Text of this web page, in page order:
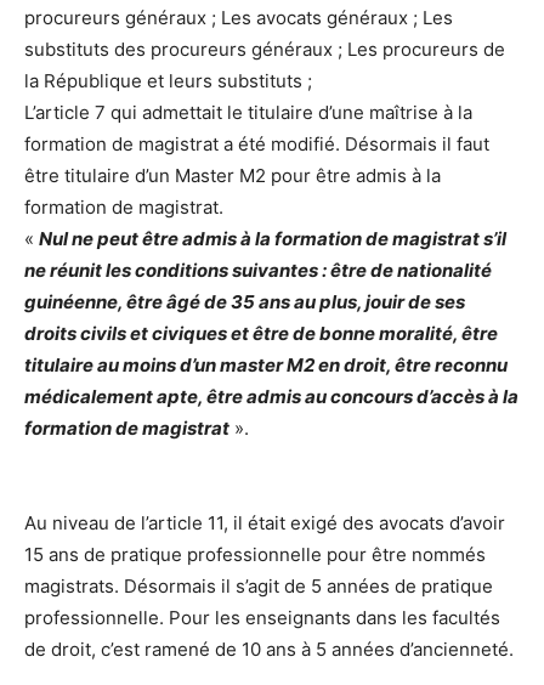
procureurs généraux ; Les avocats généraux ; Les
substituts des procureurs généraux ; Les procureurs de
la République et leurs substituts ;
L’article 7 qui admettait le titulaire d’une maîtrise à la
formation de magistrat a été modifié. Désormais il faut
être titulaire d’un Master M2 pour être admis à la
formation de magistrat.
« Nul ne peut être admis à la formation de magistrat s’il
ne réunit les conditions suivantes : être de nationalité
guinéenne, être âgé de 35 ans au plus, jouir de ses
droits civils et civiques et être de bonne moralité, être
titulaire au moins d’un master M2 en droit, être reconnu
médicalement apte, être admis au concours d’accès à la
formation de magistrat ».
Au niveau de l’article 11, il était exigé des avocats d’avoir
15 ans de pratique professionnelle pour être nommés
magistrats. Désormais il s’agit de 5 années de pratique
professionnelle. Pour les enseignants dans les facultés
de droit, c’est ramené de 10 ans à 5 années d’ancienneté.